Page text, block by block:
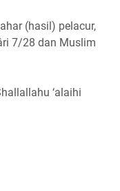
(hasil) pelacur,
7/28 dan Muslim
‘alaihi